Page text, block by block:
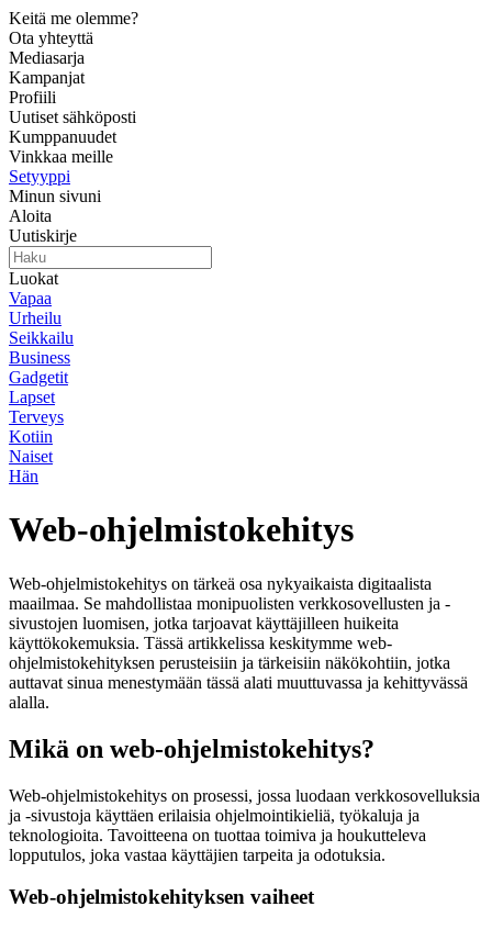
Keitä me olemme?
Ota yhteyttä
Mediasarja
Kampanjat
Profiili
Uutiset sähköposti
Kumppanuudet
Vinkkaa meille
Setyyppi
Minun sivuni
Aloita
Uutiskirje
Luokat
Vapaa
Urheilu
Seikkailu
Business
Gadgetit
Lapset
Terveys
Kotiin
Naiset
Hän
Web-ohjelmistokehitys
Web-ohjelmistokehitys on tärkeä osa nykyaikaista digitaalista
maailmaa. Se mahdollistaa monipuolisten verkkosovellusten ja -
sivustojen luomisen, jotka tarjoavat käyttäjilleen huikeita
käyttökokemuksia. Tässä artikkelissa keskitymme web-
ohjelmistokehityksen perusteisiin ja tärkeisiin näkökohtiin, jotka
auttavat sinua menestymään tässä alati muuttuvassa ja kehittyvässä
alalla.
Mikä on web-ohjelmistokehitys?
Web-ohjelmistokehitys on prosessi, jossa luodaan verkkosovelluksia
ja -sivustoja käyttäen erilaisia ohjelmointikieliä, työkaluja ja
teknologioita. Tavoitteena on tuottaa toimiva ja houkutteleva
lopputulos, joka vastaa käyttäjien tarpeita ja odotuksia.
Web-ohjelmistokehityksen vaiheet